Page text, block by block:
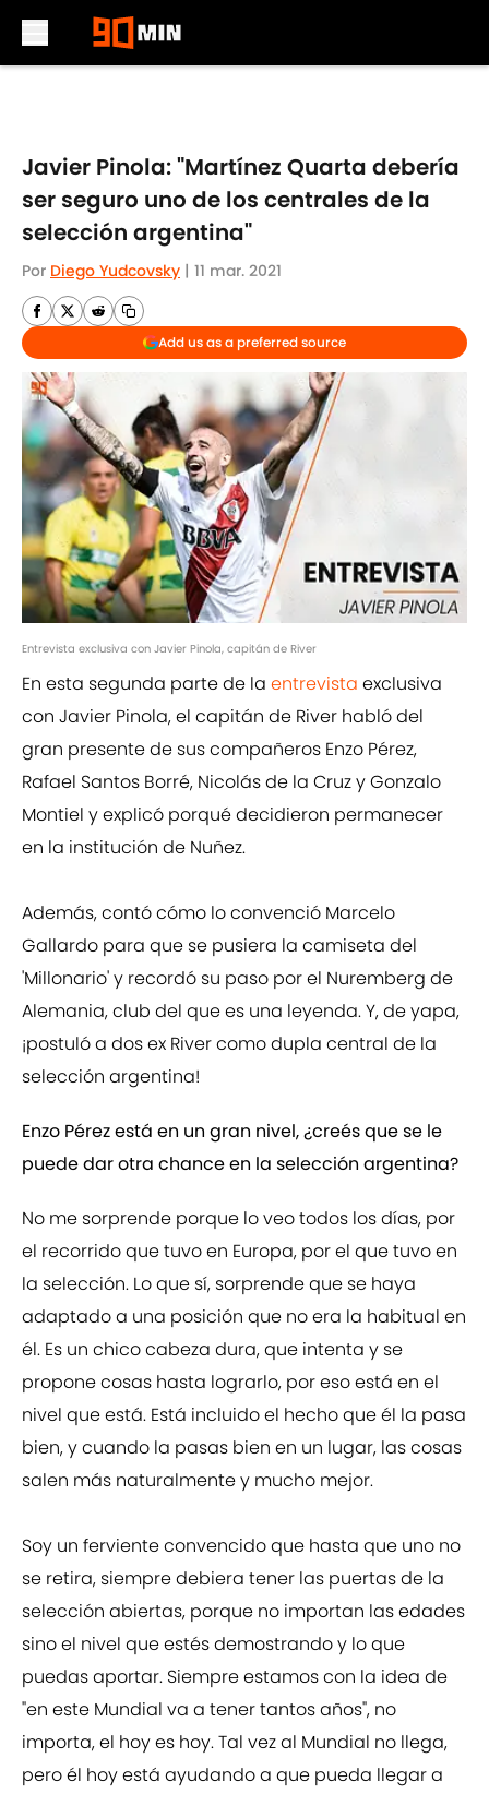
Javier Pinola: "Martínez Quarta debería
ser seguro uno de los centrales de la
selección argentina"
Por Diego Yudcovsky | 11 mar. 2021
Add us as a preferred source
Entrevista exclusiva con Javier Pinola, capitán de River
En esta segunda parte de la entrevista exclusiva
con Javier Pinola, el capitán de River habló del
gran presente de sus compañeros Enzo Pérez,
Rafael Santos Borré, Nicolás de la Cruz y Gonzalo
Montiel y explicó porqué decidieron permanecer
en la institución de Nuñez.
Además, contó cómo lo convenció Marcelo
Gallardo para que se pusiera la camiseta del
'Millonario' y recordó su paso por el Nuremberg de
Alemania, club del que es una leyenda. Y, de yapa,
¡postuló a dos ex River como dupla central de la
selección argentina!
Enzo Pérez está en un gran nivel, ¿creés que se le
puede dar otra chance en la selección argentina?
No me sorprende porque lo veo todos los días, por
el recorrido que tuvo en Europa, por el que tuvo en
la selección. Lo que sí, sorprende que se haya
adaptado a una posición que no era la habitual en
él. Es un chico cabeza dura, que intenta y se
propone cosas hasta lograrlo, por eso está en el
nivel que está. Está incluido el hecho que él la pasa
bien, y cuando la pasas bien en un lugar, las cosas
salen más naturalmente y mucho mejor.
Soy un ferviente convencido que hasta que uno no
se retira, siempre debiera tener las puertas de la
selección abiertas, porque no importan las edades
sino el nivel que estés demostrando y lo que
puedas aportar. Siempre estamos con la idea de
"en este Mundial va a tener tantos años", no
importa, el hoy es hoy. Tal vez al Mundial no llega,
pero él hoy está ayudando a que pueda llegar a